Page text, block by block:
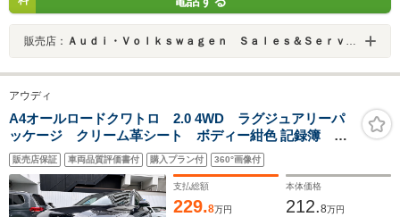
販売店： Ａｕｄｉ・Ｖｏｌｋｓｗａｇｅｎ Ｓａｌｅｓ＆Ｓｅｒｖｉｃｅ 株式会社ユーロマチック
アウディ
A4オールロードクワトロ 2.0 4WD ラグジュアリーパ
ッケージ クリーム革シート ボディー紺色 記録簿 ス
ペアキー 禁煙車
販売店保証 車両品質評価書付 購入プラン付 360°画像付
支払総額
229.8万円
本体価格
212.8万円